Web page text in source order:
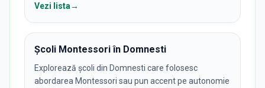
Vezi lista→
Școli Montessori în Domnesti
Explorează școli din Domnesti care folosesc
abordarea Montessori sau pun accent pe autonomie